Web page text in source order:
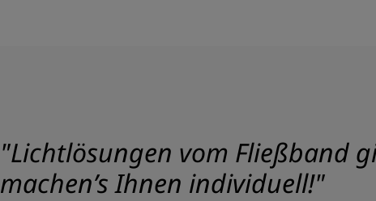
"Lichtlösungen vom Fließband
machen’s Ihnen individuell!"